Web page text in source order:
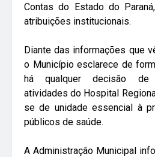
Contas do Estado do
atribuições institucionais.
Diante das informações que
o Município esclarece de
há qualquer decisão de
atividades do Hospital
se de unidade essencial à
públicos de saúde.
A Administração Municipal